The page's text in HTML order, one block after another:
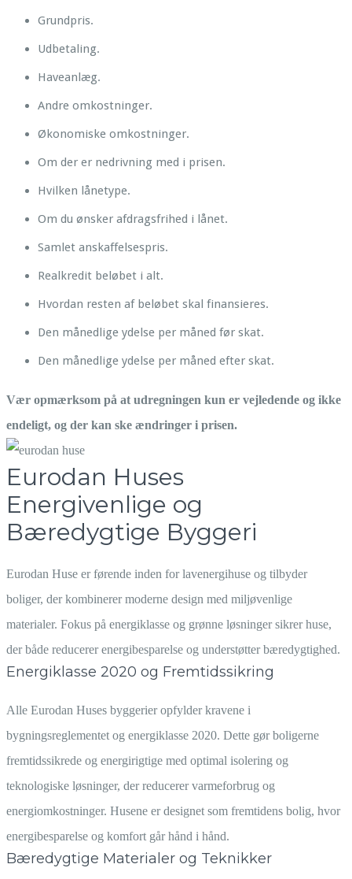
Grundpris.
Udbetaling.
Haveanlæg.
Andre omkostninger.
Økonomiske omkostninger.
Om der er nedrivning med i prisen.
Hvilken lånetype.
Om du ønsker afdragsfrihed i lånet.
Samlet anskaffelsespris.
Realkredit beløbet i alt.
Hvordan resten af beløbet skal finansieres.
Den månedlige ydelse per måned før skat.
Den månedlige ydelse per måned efter skat.
Vær opmærksom på at udregningen kun er vejledende og ikke
endeligt, og der kan ske ændringer i prisen.
Eurodan Huses
Energivenlige og
Bæredygtige Byggeri
Eurodan Huse er førende inden for lavenergihuse og tilbyder
boliger, der kombinerer moderne design med miljøvenlige
materialer. Fokus på energiklasse og grønne løsninger sikrer huse,
der både reducerer energibesparelse og understøtter bæredygtighed.
Energiklasse 2020 og Fremtidssikring
Alle Eurodan Huses byggerier opfylder kravene i
bygningsreglementet og energiklasse 2020. Dette gør boligerne
fremtidssikrede og energirigtige med optimal isolering og
teknologiske løsninger, der reducerer varmeforbrug og
energiomkostninger. Husene er designet som fremtidens bolig, hvor
energibesparelse og komfort går hånd i hånd.
Bæredygtige Materialer og Teknikker